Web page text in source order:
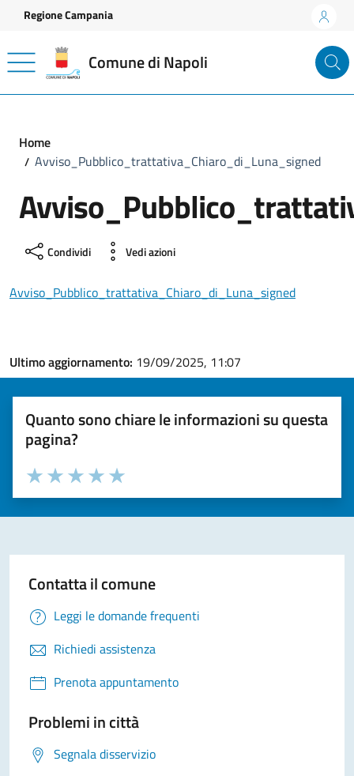
Vai ai contenuti
Vai al footer
Regione Campania
Comune di Napoli
Home
Avviso_Pubblico_trattativa_Chiaro_di_Luna_signed
Condividi Vedi azioni
Avviso_Pubblico_trattativa_Chiaro_di_Luna_signed
Ultimo aggiornamento: 19/09/2025, 11:07
Quanto sono chiare le informazioni su questa
pagina?
Valuta la chiarezza delle informazioni (da 1 a 5 stelle)
Seleziona il numero di stelle per valutare la chiarezza delle
Valuta 5 stelle su 5
Valuta 4 stelle su 5
Valuta 3 stelle su 5
Valuta 2 stelle su 5
Valuta 1 stelle su 5
Contatta il comune
Leggi le domande frequenti
Richiedi assistenza
Prenota appuntamento
Problemi in città
Segnala disservizio